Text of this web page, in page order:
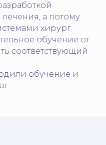
а потому
хирург
обучение от
соответствующий
обучение и